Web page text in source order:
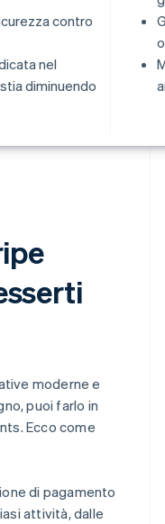
contro
nel
diminuendo
moderne e
puoi farlo in
Ecco come
di pagamento
attività, dalle